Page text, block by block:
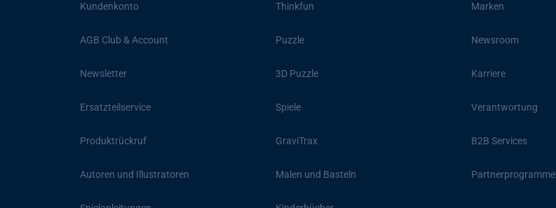
Kundenkonto
AGB Club & Account
Newsletter
Ersatzteilservice
Produktrückruf
Autoren und Illustratoren
Thinkfun
Puzzle
3D Puzzle
Spiele
GraviTrax
Malen und Basteln
Marken
Newsroom
Karriere
Verantwortung
B2B Services
Partnerprogramme